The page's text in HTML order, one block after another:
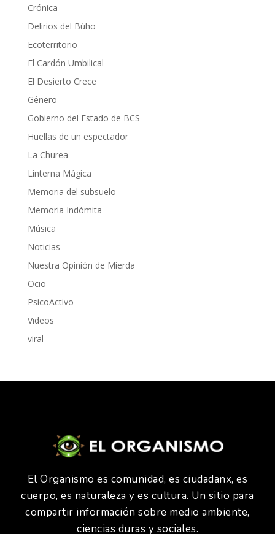
Crónica
Delirios del Búho
Ecoterritorio
El Cardón Umbilical
El Desierto Crece
Género
Gobierno del Estado de BCS
Huellas de un espectador
La Churea
Linterna Mágica
Memoria del subsuelo
Memoria Indómita
Música
Noticias
Nuestra Opinión de Mierda
Ocio
PsicoActivo
Videos
viral
El Organismo es comunidad, es ciudadanx, es
cuerpo, es naturaleza y es cultura. Un sitio para
compartir información sobre medio ambiente,
ciencias duras y sociales.